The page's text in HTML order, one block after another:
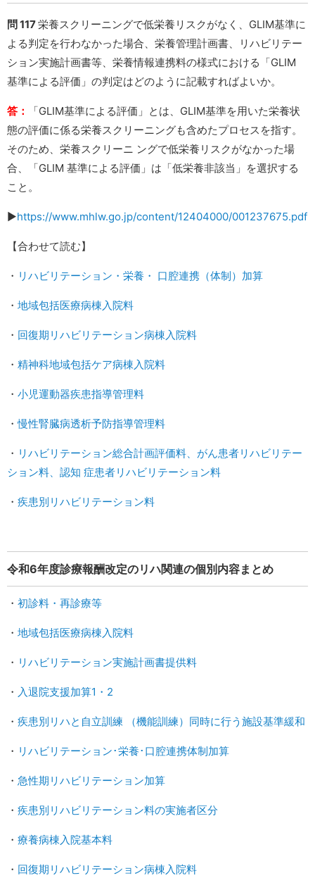
問 117栄養スクリーニングで低栄養リスクがなく、GLIM基準に
よる判定を行わなかった場合、栄養管理計画書、リハビリテー
ション実施計画書等、栄養情報連携料の様式における「GLIM
基準による評価」の判定はどのように記載すればよいか。
答：
「GLIM基準による評価」とは、GLIM基準を用いた栄養状
態の評価に係る栄養スクリーニングも含めたプロセスを指す。
そのため、栄養スクリーニ ングで低栄養リスクがなかった場
合、「GLIM 基準による評価」は「低栄養非該当」を選択する
こと。
▶︎https://www.mhlw.go.jp/content/12404000/001237675.pdf
【合わせて読む】
・ リハビリテーション・栄養・ 口腔連携（体制）加算
・ 地域包括医療病棟入院料
・ 回復期リハビリテーション病棟入院料
・ 精神科地域包括ケア病棟入院料
・ 小児運動器疾患指導管理料
・慢性腎臓病透析予防指導管理料
・ リハビリテーション総合計画評価料、がん患者リハビリテー
ション料、認知 症患者リハビリテーション料
・ 疾患別リハビリテーション料
令和6年度診療報酬改定のリハ関連の個別内容まとめ
・ 初診料・再診療等
・ 地域包括医療病棟入院料
・ リハビリテーション実施計画書提供料
・ 入退院支援加算1・2
・ 疾患別リハと自立訓練 （機能訓練）同時に行う施設基準緩和
・ リハビリテーション･栄養･口腔連携体制加算
・ 急性期リハビリテーション加算
・ 疾患別リハビリテーション料の実施者区分
・ 療養病棟入院基本料
・ 回復期リハビリテーション病棟入院料